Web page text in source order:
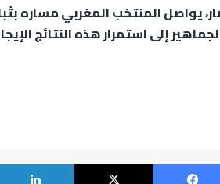
يواصل المنتخب المغربي مساره
إلى استمرار هذه النتائج
Facebook
X